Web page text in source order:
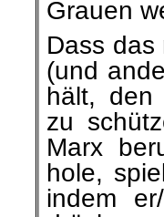
Dass das
(und
hält, den
zu
Marx
hole,
indem
drücke.